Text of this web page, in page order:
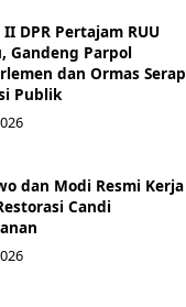
DPR Pertajam RUU
Gandeng Parpol
dan Ormas Serap
Publik
dan Modi Resmi Kerja
Candi